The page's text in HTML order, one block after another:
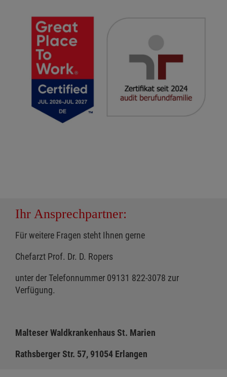
Ihr Ansprechpartner:
Für weitere Fragen steht Ihnen gerne
Chefarzt Prof. Dr. D. Ropers
unter der Telefonnummer 09131 822-3078 zur
Verfügung.
Malteser Waldkrankenhaus St. Marien
Rathsberger Str. 57, 91054 Erlangen